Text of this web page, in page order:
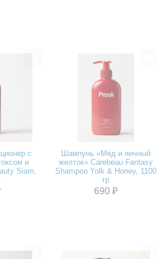
с
и
Siam,
Шампунь «Мед и яичный
желток» Carebeau Fantasy
Shampoo Yolk & Honey, 1100
гр
690 ₽